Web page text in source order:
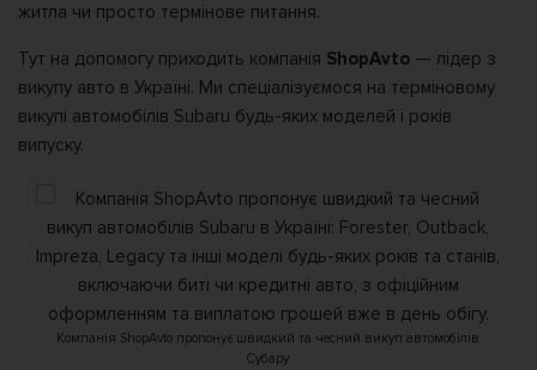
житла чи просто термінове питання.
Тут на допомогу приходить компанія ShopAvto — лідер з
викупу авто в Україні. Ми спеціалізуємося на терміновому
викупі автомобілів Subaru будь-яких моделей і років
випуску.
Компанія ShopAvto пропонує швидкий та чесний викуп автомобілів
Субару